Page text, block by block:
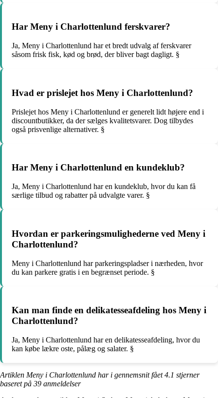
Har Meny i Charlottenlund ferskvarer?
Ja, Meny i Charlottenlund har et bredt udvalg af ferskvarer
såsom frisk fisk, kød og brød, der bliver bagt dagligt. §
Hvad er prislejet hos Meny i Charlottenlund?
Prislejet hos Meny i Charlottenlund er generelt lidt højere end i
discountbutikker, da der sælges kvalitetsvarer. Dog tilbydes
også prisvenlige alternativer. §
Har Meny i Charlottenlund en kundeklub?
Ja, Meny i Charlottenlund har en kundeklub, hvor du kan få
særlige tilbud og rabatter på udvalgte varer. §
Hvordan er parkeringsmulighederne ved Meny i
Charlottenlund?
Meny i Charlottenlund har parkeringspladser i nærheden, hvor
du kan parkere gratis i en begrænset periode. §
Kan man finde en delikatesseafdeling hos Meny i
Charlottenlund?
Ja, Meny i Charlottenlund har en delikatesseafdeling, hvor du
kan købe lækre oste, pålæg og salater. §
Artiklen Meny i Charlottenlund har i gennemsnit fået4.1 stjerner
baseret på 39 anmeldelser